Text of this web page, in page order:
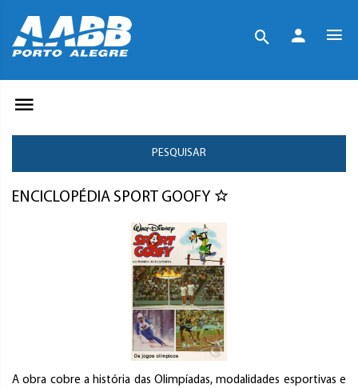
PESQUISAR
ENCICLOPÉDIA SPORT GOOFY
A obra cobre a história das Olimpíadas, modalidades esportivas e